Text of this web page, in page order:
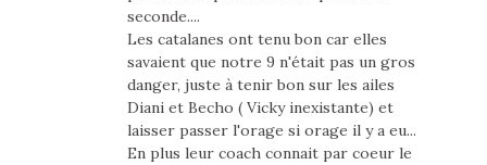
seconde....
Les catalanes ont tenu bon car elles
savaient que notre 9 n'était pas un gros
danger, juste à tenir bon sur les ailes
Diani et Becho ( Vicky inexistante) et
laisser passer l'orage si orage il y a eu...
En plus leur coach connait par coeur le